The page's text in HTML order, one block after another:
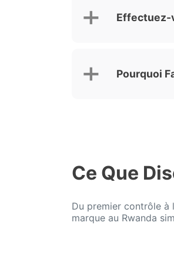
Effectuez-
Pourquoi
Ce Que
Du premier contrôle à
marque au Rwanda